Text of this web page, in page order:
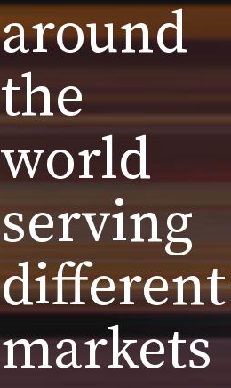
around
the
world
serving
different
markets